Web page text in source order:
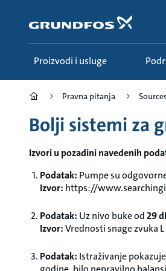
Proizvodi i usluge
Pravna pitanja
Bolji sistemi za
Izvori u pozadini navedenih
Podatak: Pumpe su
Izvor: https://
Podatak: Uz nivo buke od29
Izvor:Vrednosti snage zvuka L
Podatak: Istraživanje